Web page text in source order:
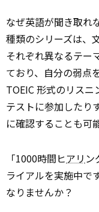
なぜ英語が聞き取れ
種類のシリーズは、
それぞれ異なるテー
ており、自分の弱点
TOEIC 形式のリス
テストに参加したり
に確認することも可
「1000時間ヒアリ ン
ライアルを実施中で
なりませんか？